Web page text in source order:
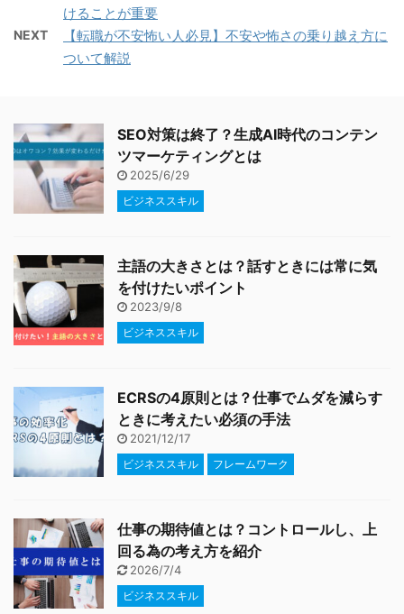
けることが重要
NEXT
【転職が不安怖い人必見】不安や怖さの乗り越え方に
ついて解説
SEO対策は終了？生成AI時代のコンテン
ツマーケティングとは
2025/6/29
ビジネススキル
主語の大きさとは？話すときには常に気
を付けたいポイント
2023/9/8
ビジネススキル
ECRSの4原則とは？仕事でムダを減らす
ときに考えたい必須の手法
2021/12/17
ビジネススキル フレームワーク
仕事の期待値とは？コントロールし、上
回る為の考え方を紹介
2026/7/4
ビジネススキル